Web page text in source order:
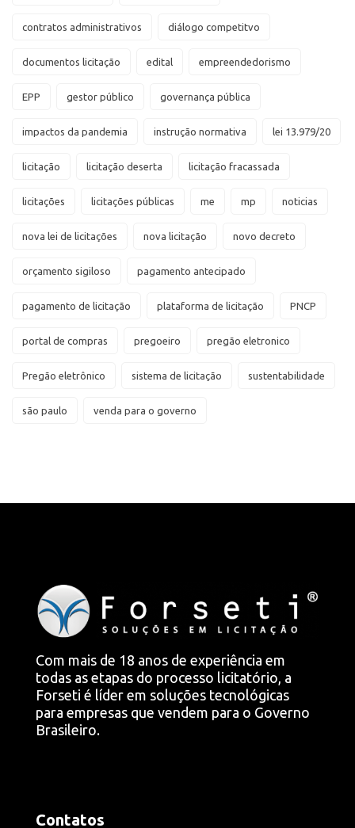
contratos administrativos diálogo competitvo
documentos licitação edital empreendedorismo
EPP gestor público governança pública
impactos da pandemia instrução normativa lei 13.979/20
licitação licitação deserta licitação fracassada
licitações licitações públicas me mp noticias
nova lei de licitações nova licitação novo decreto
orçamento sigiloso pagamento antecipado
pagamento de licitação plataforma de licitação PNCP
portal de compras pregoeiro pregão eletronico
Pregão eletrônico sistema de licitação sustentabilidade
são paulo venda para o governo
Com mais de 18 anos de experiência em
todas as etapas do processo licitatório, a
Forseti é líder em soluções tecnológicas
para empresas que vendem para o Governo
Brasileiro.
Contatos